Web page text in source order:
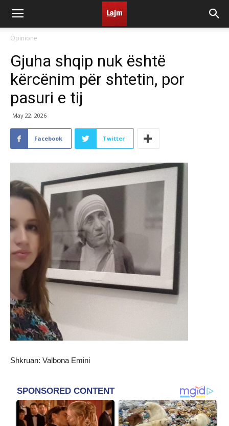
Opinione
Gjuha shqip nuk është
kërcënim për shtetin, por
pasuri e tij
May 22, 2026
Facebook Twitter
Shkruan: Valbona Emini